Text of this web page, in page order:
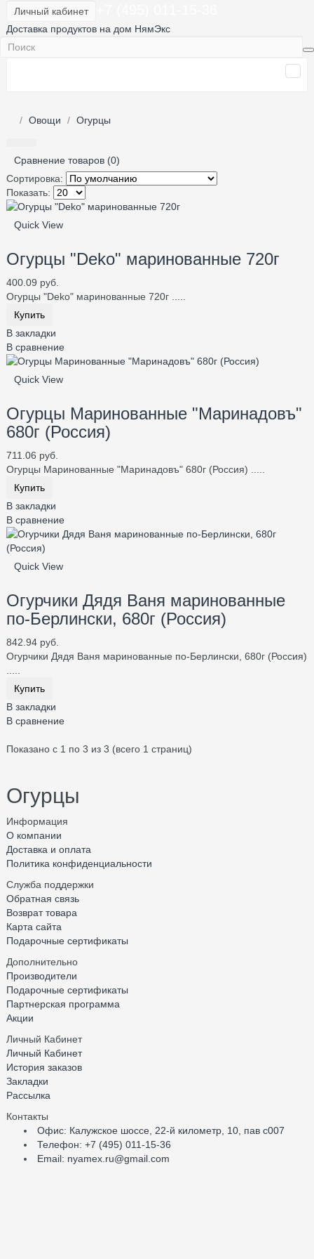
Личный кабинет
Доставка продуктов на дом НямЭкс
Овощи Огурцы
Сравнение товаров (0)
Сортировка:
Показать:
Quick View
Огурцы "Deko" маринованные 720г
400.09 руб.
Огурцы "Deko" маринованные 720г .....
Купить
В закладки
В сравнение
Quick View
Огурцы Маринованные "Маринадовъ"
680г (Россия)
711.06 руб.
Огурцы Маринованные "Маринадовъ" 680г (Россия) .....
Купить
В закладки
В сравнение
Quick View
Огурчики Дядя Ваня маринованные
по-Берлински, 680г (Россия)
842.94 руб.
Огурчики Дядя Ваня маринованные по-Берлински, 680г (Россия)
Купить
В закладки
В сравнение
Показано с 1 по 3 из 3 (всего 1 страниц)
Огурцы
Информация
О компании
Доставка и оплата
Политика конфиденциальности
Служба поддержки
Обратная связь
Возврат товара
Карта сайта
Подарочные сертификаты
Дополнительно
Производители
Подарочные сертификаты
Партнерская программа
Акции
Личный Кабинет
Личный Кабинет
История заказов
Закладки
Рассылка
Контакты
Офис: Калужское шоссе, 22-й километр, 10, пав с007
Телефон: +7 (495) 011-15-36
Email: nyamex.ru@gmail.com